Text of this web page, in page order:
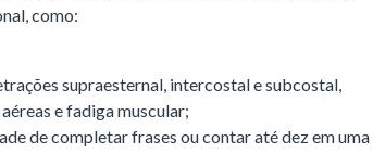
como:
supraesternal, intercostal e subcostal,
e fadiga muscular;
de completar frases ou contar até dez em uma